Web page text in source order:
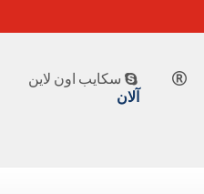
 سكايب اون لاين
آلان
